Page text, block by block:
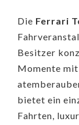
Die Ferrari
Besitzer
Momente mit
bietet ein
Fahrten,